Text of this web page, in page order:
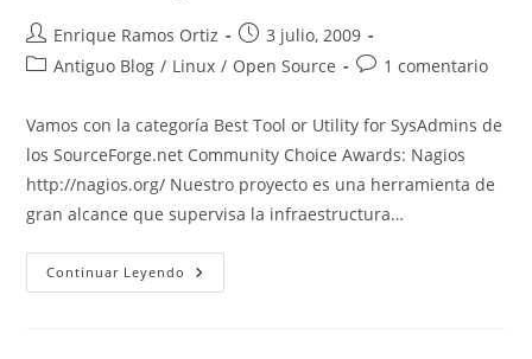
Autor
de
Enrique Ramos Ortiz
Publicación
de
la
3 julio, 2009
Categoría
la
entrada:
Antiguo Blog / Linux / Open Source
Comentarios
la
entrada:
1 comentario
Vamos con la categoría Best Tool or Utility for SysAdmins de
los SourceForge.net Community Choice Awards: Nagios
http://nagios.org/ Nuestro proyecto es una herramienta de
gran alcance que supervisa la infraestructura…
Continuar Leyendo Best
Tool